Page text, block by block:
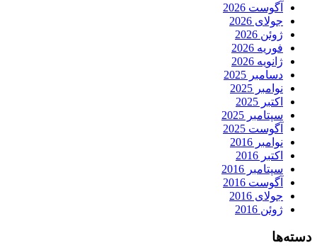
آگوست 2026
جولای 2026
ژوئن 2026
فوریه 2026
ژانویه 2026
دسامبر 2025
نوامبر 2025
اکتبر 2025
سپتامبر 2025
آگوست 2025
نوامبر 2016
اکتبر 2016
سپتامبر 2016
آگوست 2016
جولای 2016
ژوئن 2016
دسته‌ها